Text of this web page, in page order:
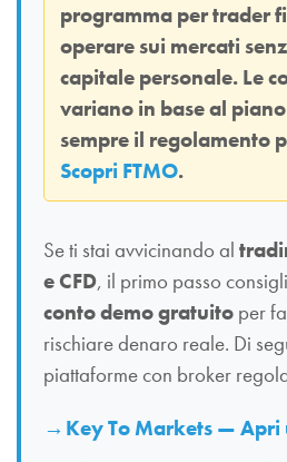
programma per trader
operare sui mercati
capitale personale. Le
variano in base al
sempre il regolamento
Scopri FTMO.
Se ti stai avvicinando al
e CFD, il primo passo
conto demo gratuito per
rischiare denaro reale. Di
piattaforme con broker
Key To Markets — Apri